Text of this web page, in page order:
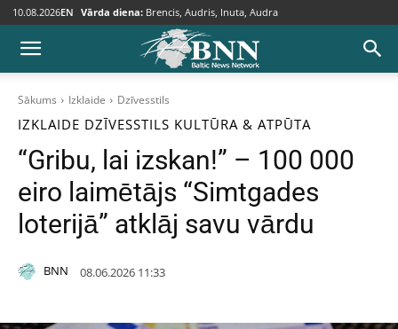
10.08.2026EN Vārda diena: Brencis, Audris, Inuta, Audra
Sākums Izklaide Dzīvesstils
IZKLAIDE DZĪVESSTILS KULTŪRA & ATPŪTA
“Gribu, lai izskan!” – 100 000
eiro laimētājs “Simtgades
loterijā” atklāj savu vārdu
BNN 08.06.2026 11:33